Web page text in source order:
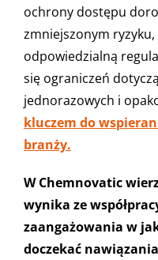
ochrony dostępu
zmniejszonym
odpowiedzialną
się ograniczeń
jednorazowych i
kluczem do
branży.
W Chemnovatic
wynika ze
zaangażowania w
doczekać